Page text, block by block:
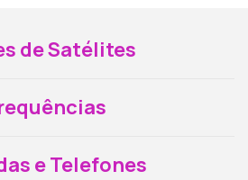
de Satélites
e Telefones